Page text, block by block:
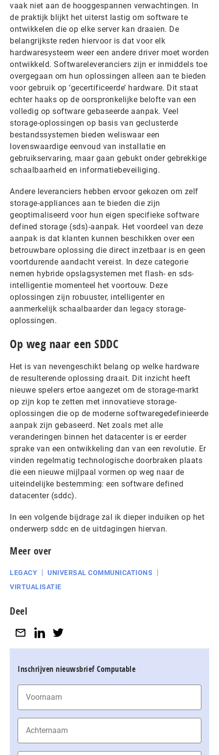
vaak niet aan de hooggespannen verwachtingen. In
de praktijk blijkt het uiterst lastig om software te
ontwikkelen die op elke server kan draaien. De
belangrijkste reden hiervoor is dat voor elk
hardwaresysteem weer een andere driver moet worden
ontwikkeld. Softwareleveranciers zijn er inmiddels toe
overgegaan om hun oplossingen alleen aan te bieden
voor gebruik op ‘gecertificeerde’ hardware. Dit staat
echter haaks op de oorspronkelijke belofte van een
volledig op software gebaseerde aanpak. Veel
storage-oplossingen op basis van geclusterde
bestandssystemen bieden weliswaar een
lovenswaardige eenvoud van installatie en
gebruikservaring, maar gaan gebukt onder gebrekkige
schaalbaarheid en informatiebeveiliging.
Andere leveranciers hebben ervoor gekozen om zelf
storage-appliances aan te bieden die zijn
geoptimaliseerd voor hun eigen specifieke software
defined storage (sds)-aanpak. Het voordeel van deze
aanpak is dat klanten kunnen beschikken over een
betrouwbare oplossing die direct inzetbaar is en geen
voortdurende aandacht vereist. In deze categorie
nemen hybride opslagsystemen met flash- en sds-
intelligentie momenteel het voortouw. Deze
oplossingen zijn robuuster, intelligenter en
aanmerkelijk schaalbaarder dan legacy storage-
oplossingen.
Op weg naar een SDDC
Het is van nevengeschikt belang op welke hardware
de resulterende oplossing draait. Dit inzicht heeft
nieuwe spelers ertoe aangezet om de storage-markt
op zijn kop te zetten met innovatieve storage-
oplossingen die op de moderne softwaregedefinieerde
aanpak zijn gebaseerd. Net zoals met alle
veranderingen binnen het datacenter is er eerder
sprake van een ontwikkeling dan van een revolutie. Er
vinden regelmatig technologische doorbraken plaats
die een nieuwe mijlpaal vormen op weg naar de
uiteindelijke bestemming: een software defined
datacenter (sddc).
In een volgende bijdrage zal ik dieper induiken op het
onderwerp sddc en de uitdagingen hiervan.
Meer over
LEGACY
UNIVERSAL COMMUNICATIONS
VIRTUALISATIE
Deel
Inschrijven nieuwsbrief Computable